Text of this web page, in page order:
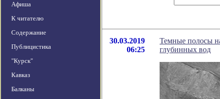
Афиша
К читателю
Содержание
Публицистика
"Курск"
Кавказ
Балканы
30.03.2019
06:25
Темные полосы
глубинных вод